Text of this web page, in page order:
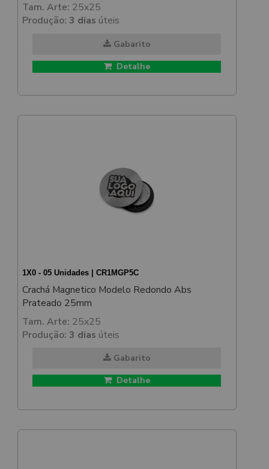
Tam. Arte: 25x25
Produção: 3 dias úteis
Gabarito
Detalhe
1X0 - 05 Unidades | CR1MGP5C
Crachá Magnetico Modelo Redondo Abs
Prateado 25mm
Tam. Arte: 25x25
Produção: 3 dias úteis
Gabarito
Detalhe